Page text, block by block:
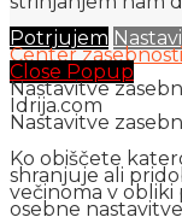
Potrjujem
Center zasebnosti
Close Popup
Nastavitve
Idrija.com
Nastavitve
Ko obiščete
shranjuje ali
večinoma v obliki
osebne